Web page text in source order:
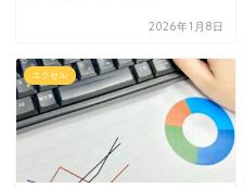
2026年1月8日
エクセル